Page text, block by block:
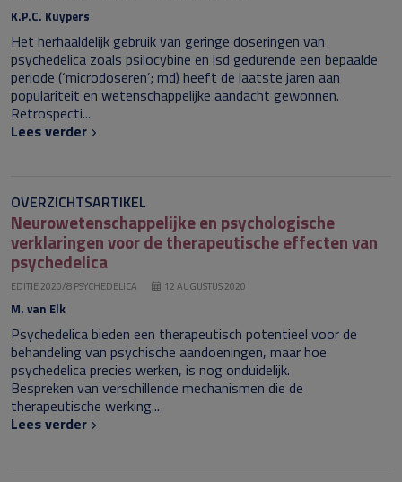
K.P.C. Kuypers
Het herhaaldelijk gebruik van geringe doseringen van
psychedelica zoals psilocybine en lsd gedurende een bepaalde
periode (‘microdoseren’; md) heeft de laatste jaren aan
populariteit en wetenschappelijke aandacht gewonnen.
Retrospecti...
Lees verder
OVERZICHTSARTIKEL
Neurowetenschappelijke en psycho­logische
verklaringen voor de thera­peutische effecten van
psychedelica
EDITIE 2020/8 PSYCHEDELICA 12 AUGUSTUS 2020
M. van Elk
Psychedelica bieden een therapeutisch potentieel voor de
behandeling van psychische aandoeningen, maar hoe
psychedelica precies werken, is nog onduidelijk.
Bespreken van verschillende mechanismen die de
therapeutische werking...
Lees verder